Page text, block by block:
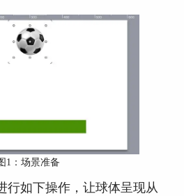
1：场景准备
行如下操作，让球体呈现从